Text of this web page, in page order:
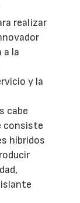
realizar
a la
y la
cabe
consiste
híbridos